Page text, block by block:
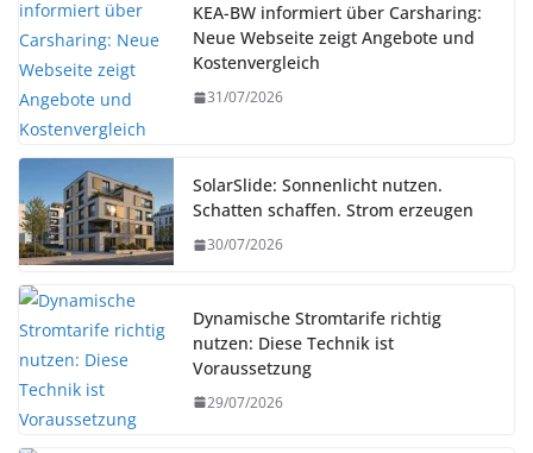
KEA-BW informiert über Carsharing:
Neue Webseite zeigt Angebote und
Kostenvergleich
31/07/2026
SolarSlide: Sonnenlicht nutzen.
Schatten schaffen. Strom erzeugen
30/07/2026
Dynamische Stromtarife richtig
nutzen: Diese Technik ist
Voraussetzung
29/07/2026